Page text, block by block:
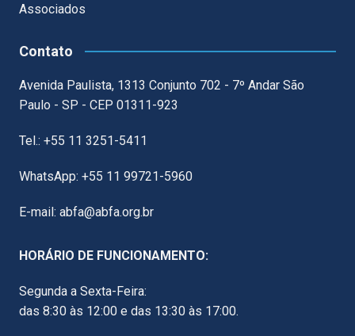
Associados
Contato
Avenida Paulista, 1313 Conjunto 702 - 7º Andar São
Paulo - SP - CEP 01311-923
Tel.: +55 11 3251-5411
WhatsApp: +55 11 99721-5960
E-mail: abfa@abfa.org.br
HORÁRIO DE FUNCIONAMENTO:
Segunda a Sexta-Feira:
das 8:30 às 12:00 e das 13:30 às 17:00.